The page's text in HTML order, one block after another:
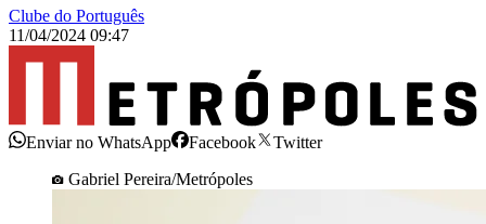
Clube do Português
11/04/2024 09:47
Enviar no WhatsApp Facebook
Twitter
Gabriel Pereira/Metrópoles